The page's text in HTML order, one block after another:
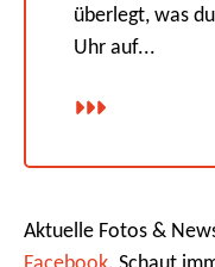
überlegt, was
Uhr auf...
Aktuelle Fotos &